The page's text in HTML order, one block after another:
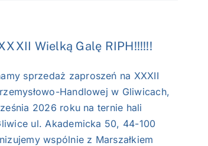
Wielką Galę RIPH!!!!!!
sprzedaż zaproszeń na XXXII
Handlowej w Gliwicach,
2026 roku na ternie hali
ul. Akademicka 50, 44-100
wspólnie z Marszałkiem